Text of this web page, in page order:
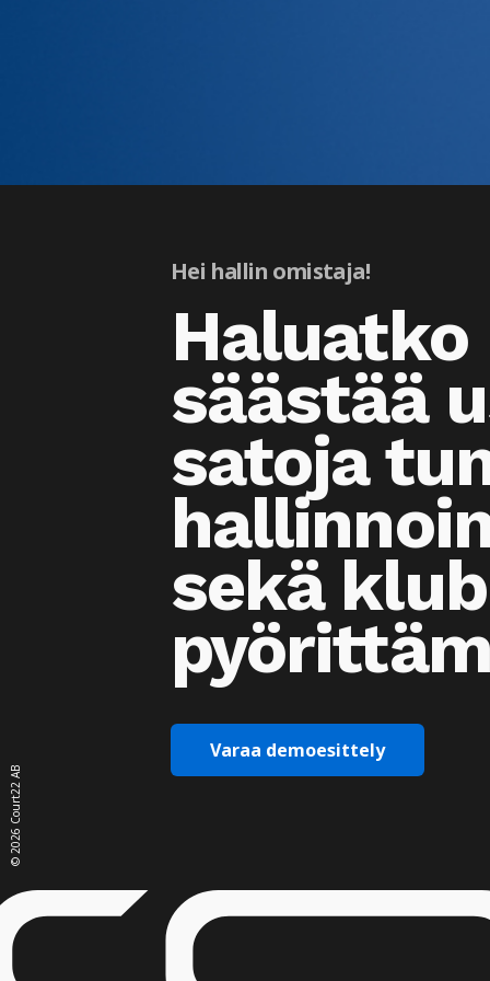
Hei hallin omistaja!
Haluatko
säästää
satoja
sekä
Varaa demoesittely
©
2026
Court22 AB